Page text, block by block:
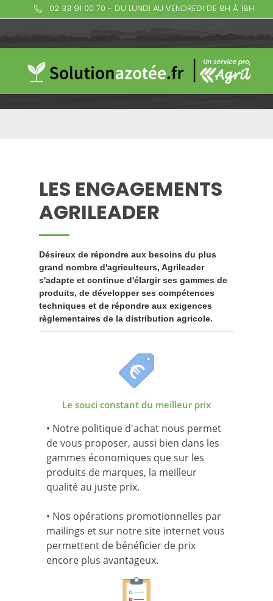
02 33 91 00 70 - DU LUNDI AU VENDREDI DE 8H À 18H
LES ENGAGEMENTS
AGRILEADER
Désireux de répondre aux besoins du plus
grand nombre d'agriculteurs, Agrileader
s'adapte et continue d'élargir ses gammes de
produits, de développer ses compétences
techniques et de répondre aux exigences
règlementaires de la distribution agricole.
Le souci constant du meilleur prix
• Notre politique d'achat nous permet
de vous proposer, aussi bien dans les
gammes économiques que sur les
produits de marques, la meilleur
qualité au juste prix.
• Nos opérations promotionnelles par
mailings et sur notre site internet vous
permettent de bénéficier de prix
encore plus avantageux.